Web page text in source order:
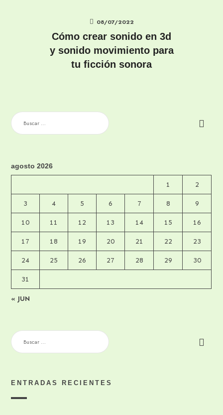
08/07/2022
Cómo crear sonido en 3d
y sonido movimiento para
tu ficción sonora
BUSCAR:
agosto 2026
1 2
3 4 5 6 7 8 9
10 11 12 13 14 15 16
17 18 19 20 21 22 23
24 25 26 27 28 29 30
31
« JUN
BUSCAR:
ENTRADAS RECIENTES